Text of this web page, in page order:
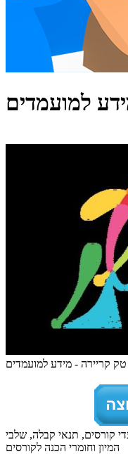
למועמדים
טק קריירה - מידע למועמדים
קורסים, תנאי קבלה, שלבי
המיון וחומרי הכנה לקורסים